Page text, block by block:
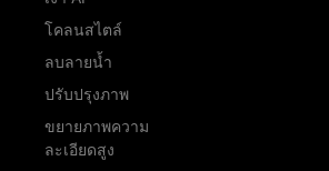
โคลนสไตล์
ลบลายน้ำ
ปรับปรุงภาพ
ขยายภาพความ
ละเอียดสูง